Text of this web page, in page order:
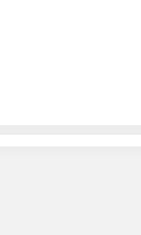
세히 알려드릴게
완료 및 HTS/MTS
계좌개설 방..